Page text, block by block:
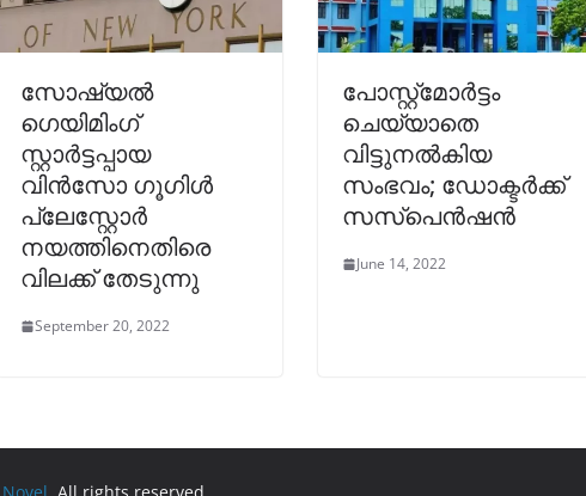
സോഷ്യൽ
ഗെയിമിംഗ്
സ്റ്റാർട്ടപ്പായ
വിൻസോ ഗൂഗിൾ
പ്ലേസ്റ്റോർ
നയത്തിനെതിരെ
വിലക്ക് തേടുന്നു
September 20, 2022
പോസ്റ്റ്‌മോർട്ടം
ചെയ്യാതെ
വിട്ടുനൽകിയ
സംഭവം; ഡോക്ടർക്ക്
സസ്പെൻഷൻ
June 14, 2022